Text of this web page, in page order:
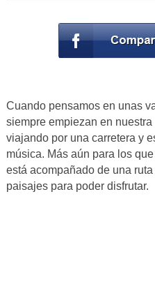
Cuando pensamos en unas
siempre empiezan en
viajando por una carretera y
música. Más aún para los
está acompañado de una
paisajes para poder disfrutar.